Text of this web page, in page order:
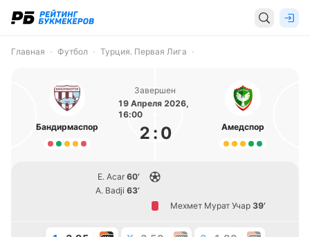
Главная Футбол Турция. Первая Лига
Бандирмаспор
Завершен
19 Апреля 2026,
16:00
2 : 0 Амедспор
E. Acar 60’
A. Badji 63’
Мехмет Мурат Учар 39’